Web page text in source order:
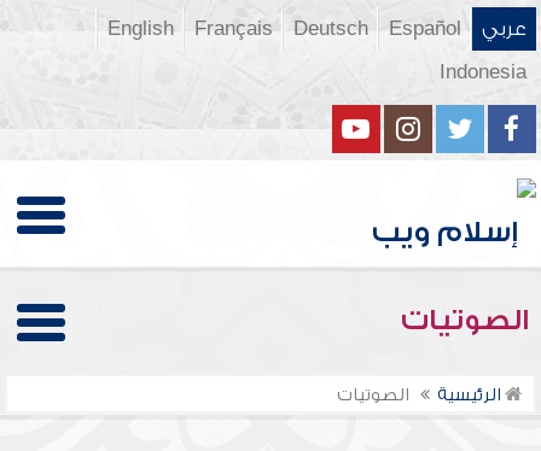
عربي Español
Deutsch
Français
English
Indonesia
الصوتيات
الرئيسية الصوتيات